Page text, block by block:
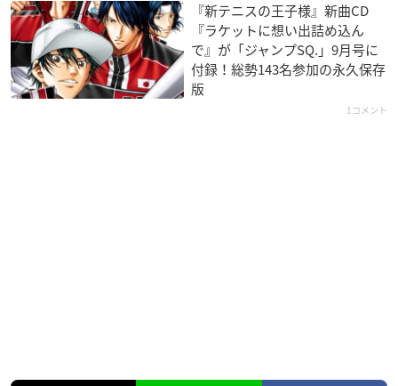
『新テニスの王子様』新曲CD
『ラケットに想い出詰め込ん
で』が「ジャンプSQ.」9月号に
付録！総勢143名参加の永久保存
版
1コメント